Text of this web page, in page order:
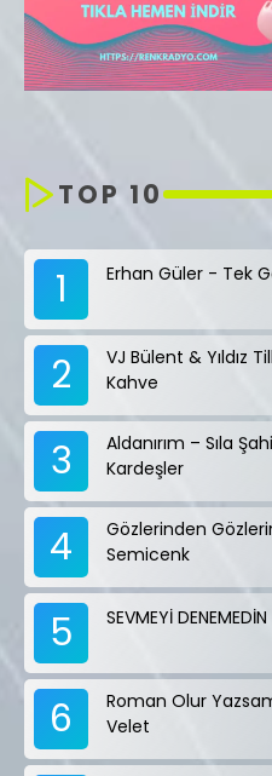
TOP 10
1 Erhan Güler - Tek
2
VJ Bülent & Yıldız
Kahve
3
Aldanırım – Sıla
Kardeşler
4
Gözlerinden
Semicenk
5 SEVMEYİ
6
Roman Olur
Velet